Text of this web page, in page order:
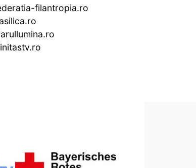
filantropia.ro